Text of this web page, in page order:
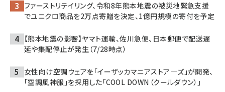
ファーストリテイリング、令和8年熊本地震の被災地緊急支援
でユニクロ商品を2万点寄贈を決定、1億円規模の寄付を予定
【熊本地震の影響】ヤマト運輸、佐川急便、日本郵便で配送遅
延や集配停止が発生（7/28時点）
女性向け空調ウェアを「イーザッカマニアストア―ズ」が開発、
「空調風神服」を採用した「COOL DOWN（クールダウン）」